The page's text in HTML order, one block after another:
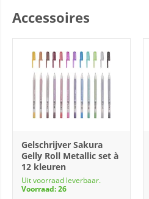
Accessoires
Gelschrijver Sakura
Gelly Roll Metallic set à
12 kleuren
Uit voorraad leverbaar.
Voorraad: 26